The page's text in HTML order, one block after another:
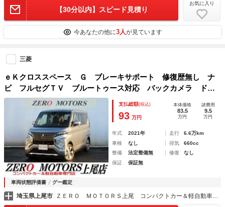
【30分以内】スピード見積り
お気に入り
今あなたの他に3人が見ています
三菱
ｅＫクロススペース Ｇ ブレーキサポート 修復歴無し ナ
ビ フルセグＴＶ ブルートゥース対応 バックカメラ ドラ
イブレコーダー スマートキー ＬＥＤヘッドライト 電動格
支払総額(税込)
93 万円
本体価格
83.5
万円
諸費用
9.5
万円
年式 2021年 走行
6.6万km
車検
なし 排気
660cc
整備
法定整備無 修復
なし
保証
保証無
車両状態評価書 グー鑑定
埼玉県上尾市 ＺＥＲＯ ＭＯＴＯＲＳ上尾 コンパクトカー＆軽自動車専門店